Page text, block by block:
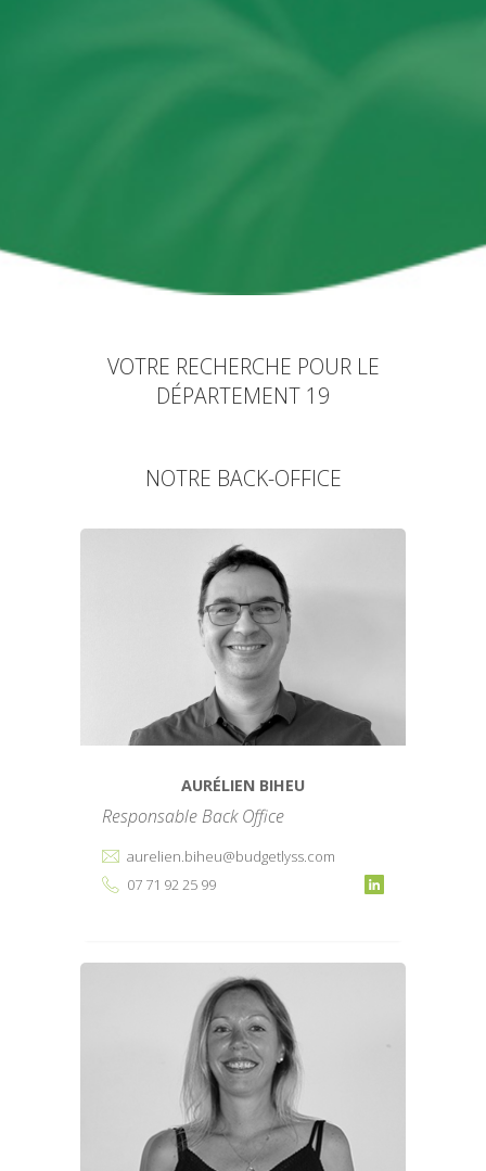
VOTRE RECHERCHE POUR LE
DÉPARTEMENT 19
NOTRE BACK-OFFICE
AURÉLIEN BIHEU
Responsable Back Office
aurelien.biheu@budgetlyss.com
07 71 92 25 99